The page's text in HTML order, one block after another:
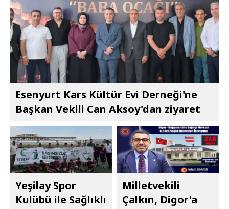
Esenyurt Kars Kültür Evi Derneği'ne
Başkan Vekili Can Aksoy'dan ziyaret
Yeşilay Spor
Kulübü ile Sağlıklı
Milletvekili
Çalkın, Digor'a